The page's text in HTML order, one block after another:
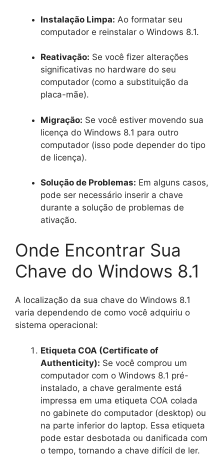
Instalação Limpa: Ao formatar seu
computador e reinstalar o Windows 8.1.
Reativação: Se você fizer alterações
significativas no hardware do seu
computador (como a substituição da
placa-mãe).
Migração: Se você estiver movendo sua
licença do Windows 8.1 para outro
computador (isso pode depender do tipo
de licença).
Solução de Problemas: Em alguns casos,
pode ser necessário inserir a chave
durante a solução de problemas de
ativação.
Onde Encontrar Sua
Chave do Windows 8.1
A localização da sua chave do Windows 8.1
varia dependendo de como você adquiriu o
sistema operacional:
Etiqueta COA (Certificate of
Authenticity): Se você comprou um
computador com o Windows 8.1 pré-
instalado, a chave geralmente está
impressa em uma etiqueta COA colada
no gabinete do computador (desktop) ou
na parte inferior do laptop. Essa etiqueta
pode estar desbotada ou danificada com
o tempo, tornando a chave difícil de ler.